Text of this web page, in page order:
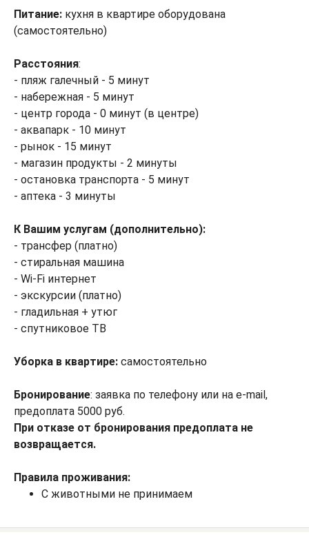
Питание: кухня в квартире оборудована
(самостоятельно)
Расстояния:
- пляж галечный - 5 минут
- набережная - 5 минут
- центр города - 0 минут (в центре)
- аквапарк - 10 минут
- рынок - 15 минут
- магазин продукты - 2 минуты
- остановка транспорта - 5 минут
- аптека - 3 минуты
К Вашим услугам (дополнительно):
- трансфер (платно)
- стиральная машина
- Wi-Fi интернет
- экскурсии (платно)
- гладильная + утюг
- спутниковое ТВ
Уборка в квартире: самостоятельно
Бронирование: заявка по телефону или на e-mail,
предоплата 5000 руб.
При отказе от бронирования предоплата не
возвращается.
Правила проживания:
С животными не принимаем